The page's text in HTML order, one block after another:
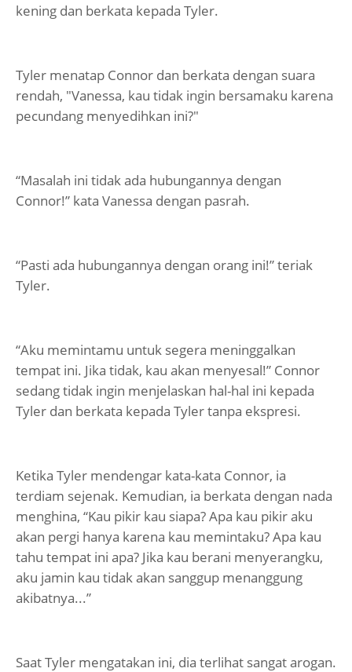
kening dan berkata kepada Tyler.
Tyler menatap Connor dan berkata dengan suara
rendah, "Vanessa, kau tidak ingin bersamaku karena
pecundang menyedihkan ini?"
“Masalah ini tidak ada hubungannya dengan
Connor!” kata Vanessa dengan pasrah.
“Pasti ada hubungannya dengan orang ini!” teriak
Tyler.
“Aku memintamu untuk segera meninggalkan
tempat ini. Jika tidak, kau akan menyesal!” Connor
sedang tidak ingin menjelaskan hal-hal ini kepada
Tyler dan berkata kepada Tyler tanpa ekspresi.
Ketika Tyler mendengar kata-kata Connor, ia
terdiam sejenak. Kemudian, ia berkata dengan nada
menghina, “Kau pikir kau siapa? Apa kau pikir aku
akan pergi hanya karena kau memintaku? Apa kau
tahu tempat ini apa? Jika kau berani menyerangku,
aku jamin kau tidak akan sanggup menanggung
akibatnya...”
Saat Tyler mengatakan ini, dia terlihat sangat arogan.